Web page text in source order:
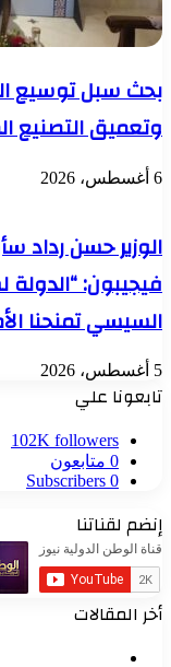
بحث سبل توسيع
وتعميق التصنيع
6 أغسطس، 2026
الوزير حسن رداد
فيجيبون: “الدولة
السيسي تمنحنا
5 أغسطس، 2026
تابعونا علي
102K followers
0 متابعون
0
Subscribers
إنضم لقناتنا
أخر المقالات